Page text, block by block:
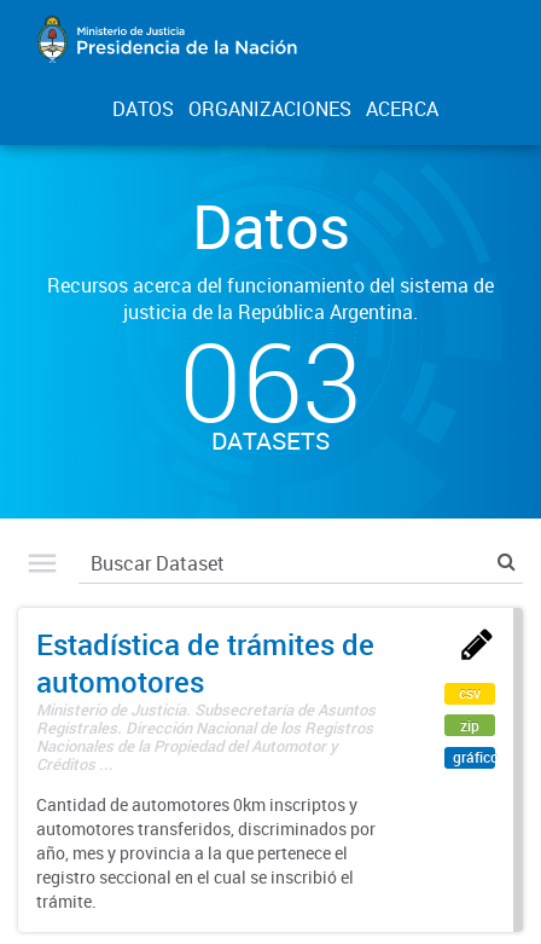
DATOS ORGANIZACIONES ACERCA
Datos
Recursos acerca del funcionamiento del sistema de
justicia de la República Argentina.
063
DATASETS
Estadística de trámites de
automotores
Ministerio de Justicia. Subsecretaría de Asuntos
Registrales. Dirección Nacional de los Registros
Nacionales de la Propiedad del Automotor y
Créditos ...
Cantidad de automotores 0km inscriptos y
automotores transferidos, discriminados por
año, mes y provincia a la que pertenece el
registro seccional en el cual se inscribió el
trámite.
csv
zip
gráfico